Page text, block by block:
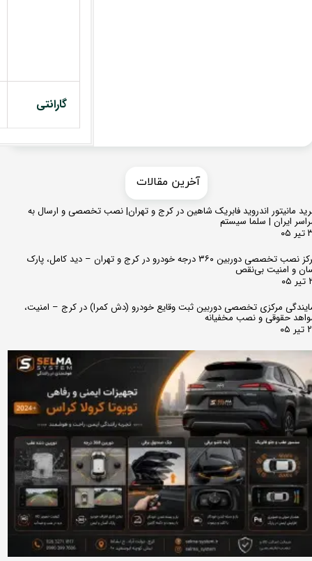
گارانتی
مانیتور اندروید فابریک شاهین در کرج و تهران| نصب تخصصی و ارسال به
ایران | سلما سیستم
مرکز نصب تخصصی دوربین ۳۶۰ درجه خودرو در کرج و تهران – دید کامل، پارک
و امنیت بی‌نقص
مرکزی تخصصی دوربین ثبت وقایع خودرو (دش کمرا) در کرج – امنیت،
حقوقی و نصب مخفیانه
​​آخرین مقالات